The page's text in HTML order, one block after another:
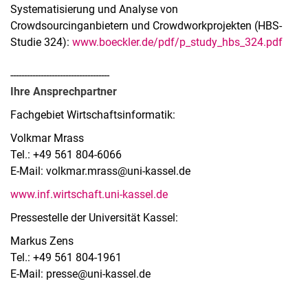
Systematisierung und Analyse von
Crowdsourcinganbietern und Crowdworkprojekten (HBS-
Studie 324): www.boeckler.de/pdf/p_study_hbs_324.pdf
------------------------------------
Ihre Ansprechpartner
Fachgebiet Wirtschaftsinformatik:
Volkmar Mrass
Tel.: +49 561 804-6066
E-Mail: volkmar.mrass@uni-kassel.de
www.inf.wirtschaft.uni-kassel.de
Pressestelle der Universität Kassel:
Markus Zens
Tel.: +49 561 804-1961
E-Mail: presse@uni-kassel.de